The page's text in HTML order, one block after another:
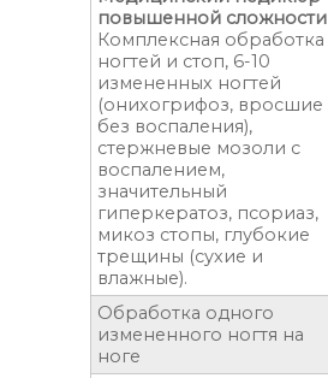
повышенной сложности
Комплексная обработка
ногтей и стоп, 6-10
измененных ногтей
(онихогрифоз, вросшие
без воспаления),
стержневые мозоли с
воспалением,
значительный
гиперкератоз, псориаз,
микоз стопы, глубокие
трещины (сухие и
влажные).
Обработка одного
измененного ногтя на
ноге